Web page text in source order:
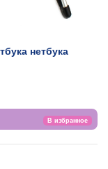
нетбука
В избранное